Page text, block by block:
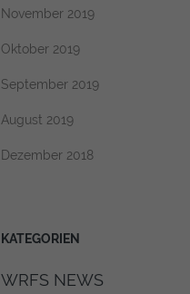
November 2019
Oktober 2019
September 2019
August 2019
Dezember 2018
KATEGORIEN
WRFS NEWS